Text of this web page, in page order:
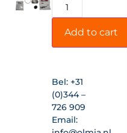
Add to cart
Bel: +31
(0)344 –
726 909
Email: